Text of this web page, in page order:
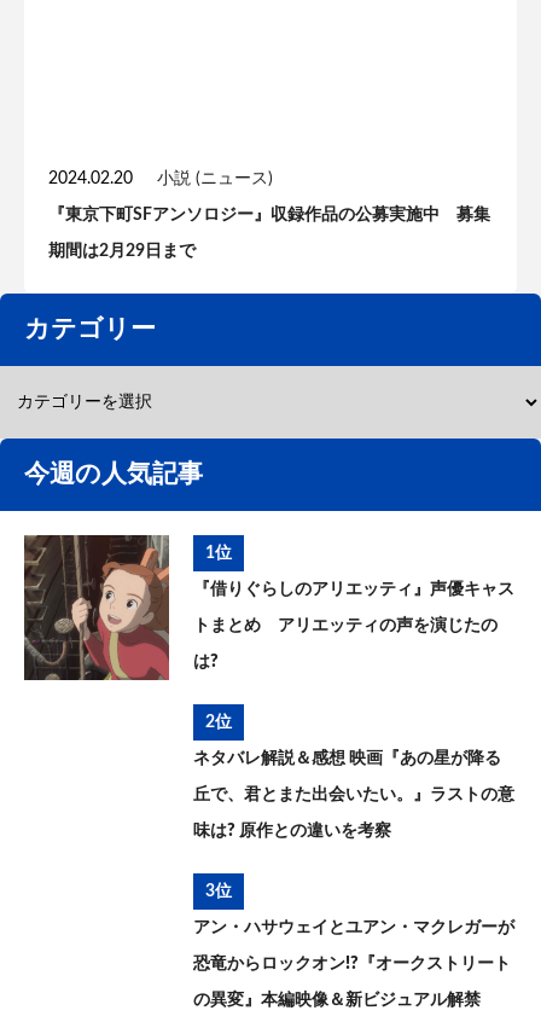
2024.02.20 小説 (ニュース)
『東京下町SFアンソロジー』収録作品の公募実施中 募集
期間は2月29日まで
カテゴリー
今週の人気記事
1位
『借りぐらしのアリエッティ』声優キャス
トまとめ アリエッティの声を演じたの
は?
2位
ネタバレ解説＆感想 映画『あの星が降る
丘で、君とまた出会いたい。』ラストの意
味は? 原作との違いを考察
3位
アン・ハサウェイとユアン・マクレガーが
恐竜からロックオン!?『オークストリート
の異変』本編映像＆新ビジュアル解禁